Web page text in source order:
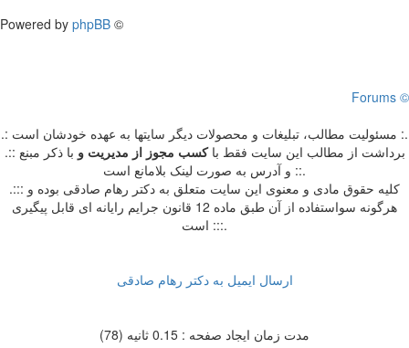
Powered by phpBB ©
Forums ©
.: مسئوليت مطالب، تبليغات و محصولات ديگر سايتها به عهده خودشان است :.
.:: برداشت از مطالب اين سايت فقط باکسب مجوز از مدیریت و با ذکر مبنع
و آدرس به صورت لینک بلامانع است ::.
.::: کلیه حقوق مادی و معنوی این سایت متعلق به دکتر رهام صادقی بوده و
هرگونه سواستفاده از آن طبق ماده 12 قانون جرایم رایانه ای قابل پیگیری
است :::.
ارسال ایمیل به دکتر رهام صادقی
مدت زمان ایجاد صفحه : 0.15 ثانیه (78)